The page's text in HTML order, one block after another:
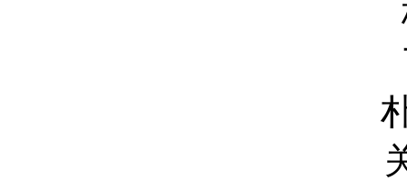
杨旭文
丁文博
朴哲民
关晓彤